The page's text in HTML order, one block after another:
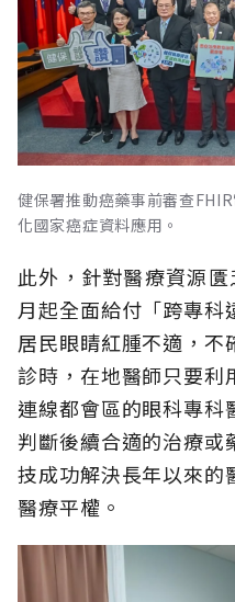
健保署推動癌藥事前審查
化國家癌症資料應用。
此外，針對醫療資源
月起全面給付「跨專
居民眼睛紅腫不適，
診時，在地醫師只要利
連線都會區的眼科專
判斷後續合適的治療或
技成功解決長年以來的
醫療平權。